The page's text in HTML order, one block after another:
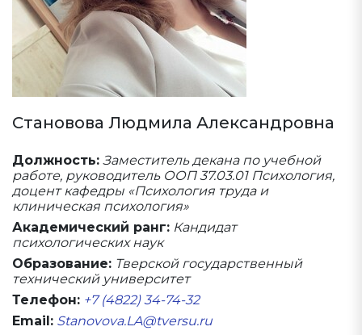
Становова Людмила Александровна
Должность: Заместитель декана по учебной
работе, руководитель ООП 37.03.01 Психология,
доцент кафедры «Психология труда и
клиническая психология»
Академический ранг: Кандидат
психологических наук
Образование: Тверской государственный
технический университет
Телефон: +7 (4822) 34-74-32
Email: Stanovova.LA@tversu.ru